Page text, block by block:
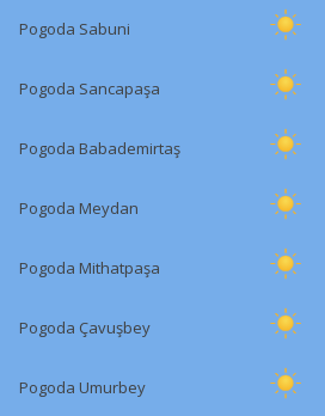
Pogoda Sabuni
Pogoda Sancapaşa
Pogoda Babademirtaş
Pogoda Meydan
Pogoda Mithatpaşa
Pogoda Çavuşbey
Pogoda Umurbey